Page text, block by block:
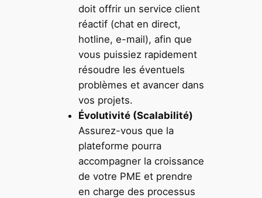
doit offrir un service client
réactif (chat en direct,
hotline, e-mail), afin que
vous puissiez rapidement
résoudre les éventuels
problèmes et avancer dans
vos projets.
Évolutivité (Scalabilité)
Assurez-vous que la
plateforme pourra
accompagner la croissance
de votre PME et prendre
en charge des processus